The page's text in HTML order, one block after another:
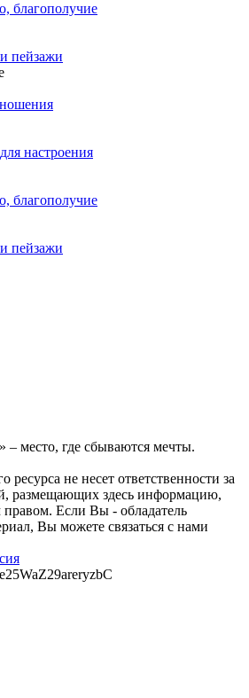
благополучие
пейзажи
настроения
благополучие
пейзажи
– место, где сбываются мечты.
не несет ответственности за
размещающих здесь информацию,
Если Вы - обладатель
Вы можете связаться с нами